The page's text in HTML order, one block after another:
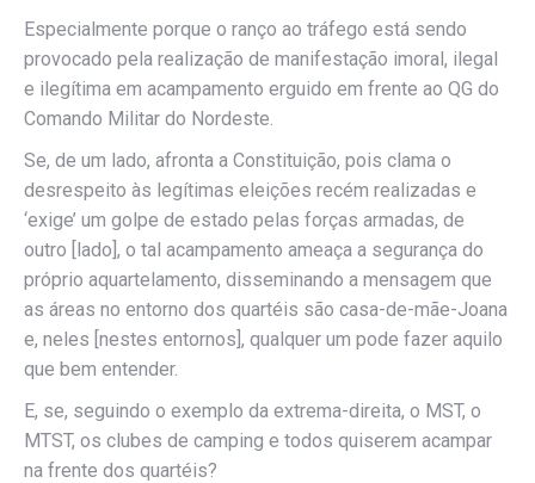
Especialmente porque o ranço ao tráfego está sendo
provocado pela realização de manifestação imoral, ilegal
e ilegítima em acampamento erguido em frente ao QG do
Comando Militar do Nordeste.
Se, de um lado, afronta a Constituição, pois clama o
desrespeito às legítimas eleições recém realizadas e
‘exige’ um golpe de estado pelas forças armadas, de
outro [lado], o tal acampamento ameaça a segurança do
próprio aquartelamento, disseminando a mensagem que
as áreas no entorno dos quartéis são casa-de-mãe-Joana
e, neles [nestes entornos], qualquer um pode fazer aquilo
que bem entender.
E, se, seguindo o exemplo da extrema-direita, o MST, o
MTST, os clubes de camping e todos quiserem acampar
na frente dos quartéis?